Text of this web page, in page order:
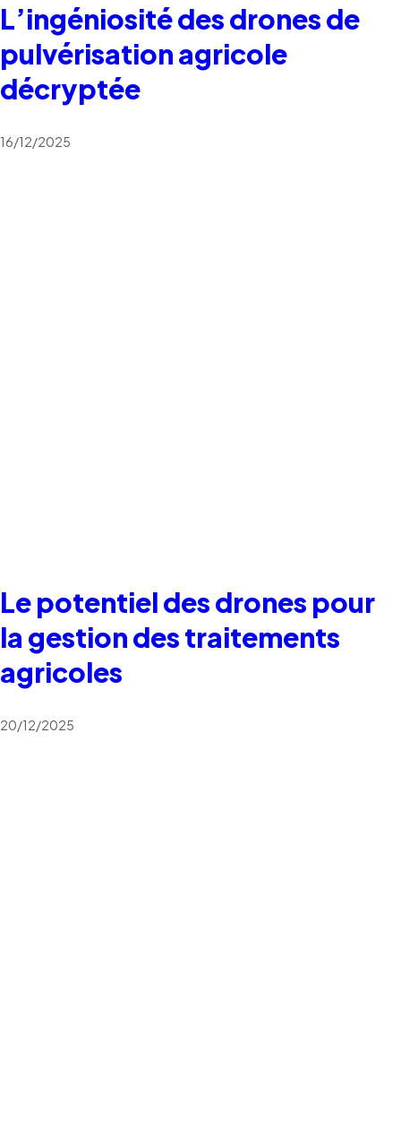
L’ingéniosité des drones de
pulvérisation agricole
décryptée
16/12/2025
Le potentiel des drones pour
la gestion des traitements
agricoles
20/12/2025